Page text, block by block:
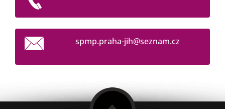
spmp.praha-jih@seznam.cz